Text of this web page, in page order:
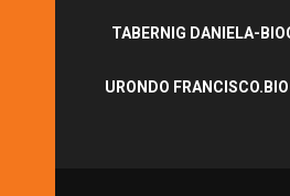
TABERNIG DANIELA-
URONDO